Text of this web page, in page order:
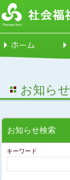
ホーム
お知らせ
お知らせ検索
キーワード